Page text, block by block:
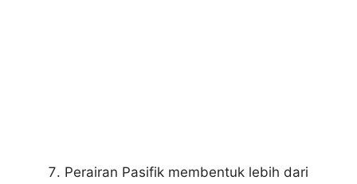
Perairan Pasifik membentuk lebih dari